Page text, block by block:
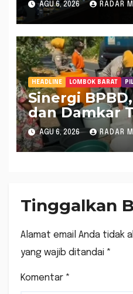
AGU 6, 2026 RADAR
HEADLINE LOMBOK BARAT
Sinergi
dan Damkar
Air Bersih di
AGU 6, 2026 RADAR
Tinggalkan
Alamat email Anda tidak
yang wajib ditandai *
Komentar *